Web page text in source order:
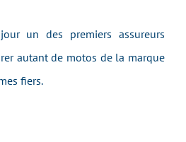
un des premiers assureurs
autant de motos de la marque
fiers.